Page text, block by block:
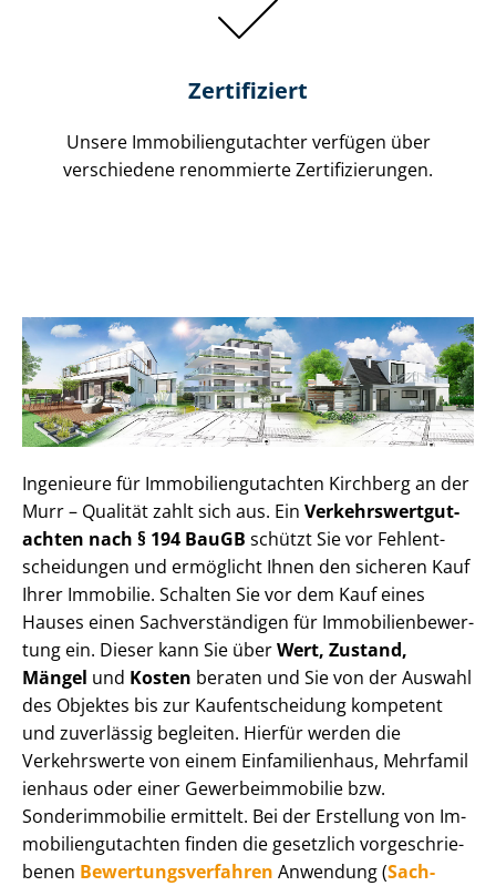
Zertifiziert
Unsere Immobilien­gutachter verfügen über
verschiedene renommierte Zer­ti­fi­zie­run­gen.
Ingenieure für Im­mo­bi­li­en­gut­ach­ten Kirchberg an der
Murr – Qualität zahlt sich aus. Ein Ver­kehrs­wert­gut­
ach­ten nach § 194 BauGB schützt Sie vor Fehl­ent­
schei­dun­gen und ermöglicht Ihnen den sicheren Kauf
Ihrer Immobilie. Schalten Sie vor dem Kauf eines
Hauses einen Sach­ver­stän­di­gen für Im­mo­bi­li­en­be­wer­
tung ein. Dieser kann Sie überWert, Zustand,
Mängel und Kosten beraten und Sie von der Auswahl
des Objektes bis zur Kauf­ent­schei­dung kompetent
und zuverlässig begleiten. Hierfür werden die
Verkehrswerte von einem Einfamilienhaus, Mehr­fa­mi­l
i­en­haus oder einer Ge­wer­be­im­mo­bi­lie bzw.
Sonderimmobilie ermittelt. Bei der Erstellung von Im­
mo­bi­li­en­gut­ach­ten finden die gesetzlich vor­ge­schrie­
be­nen Be­wer­tungs­ver­fah­ren Anwendung (Sach­